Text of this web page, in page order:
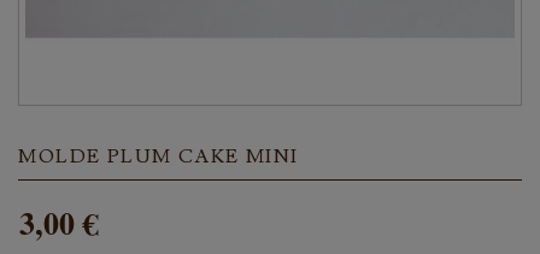
MOLDE PLUM CAKE MINI
3,00 €